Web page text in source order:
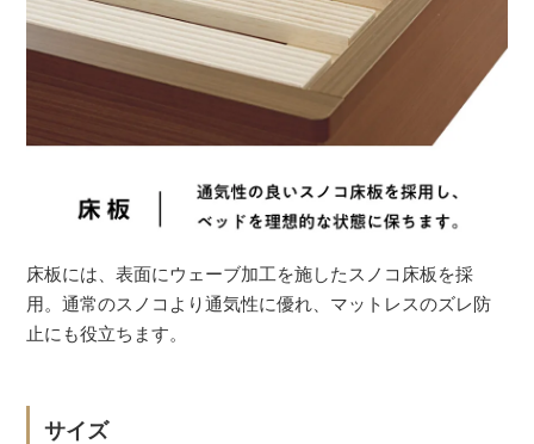
床板には、表面にウェーブ加工を施したスノコ床板を採
用。通常のスノコより通気性に優れ、マットレスのズレ防
止にも役立ちます。
サイズ